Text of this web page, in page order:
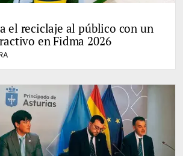
el reciclaje al público con un
en Fidma 2026